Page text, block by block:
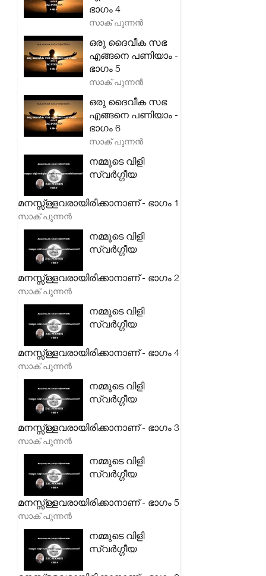
ഭാഗം 4
സാക് പുന്നൻ
ഒരു ദൈവീക സഭ
എങ്ങനെ പണിയാം -
ഭാഗം 5
സാക് പുന്നൻ
ഒരു ദൈവീക സഭ
എങ്ങനെ പണിയാം -
ഭാഗം 6
സാക് പുന്നൻ
നമ്മുടെ വിളി
സ്വർഗ്ഗീയ
മനസ്സ്ള്ളവരായിരിക്കാനാണ് - ഭാഗം 1
സാക് പുന്നൻ
നമ്മുടെ വിളി
സ്വർഗ്ഗീയ
മനസ്സ്ള്ളവരായിരിക്കാനാണ് - ഭാഗം 2
സാക് പുന്നൻ
നമ്മുടെ വിളി
സ്വർഗ്ഗീയ
മനസ്സ്ള്ളവരായിരിക്കാനാണ് - ഭാഗം 4
സാക് പുന്നൻ
നമ്മുടെ വിളി
സ്വർഗ്ഗീയ
മനസ്സ്ള്ളവരായിരിക്കാനാണ് - ഭാഗം 3
സാക് പുന്നൻ
നമ്മുടെ വിളി
സ്വർഗ്ഗീയ
മനസ്സ്ള്ളവരായിരിക്കാനാണ് - ഭാഗം 5
സാക് പുന്നൻ
നമ്മുടെ വിളി
സ്വർഗ്ഗീയ